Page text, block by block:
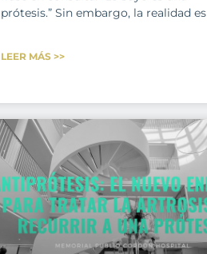
prótesis.” Sin embargo, la realidad es
LEER MÁS >>